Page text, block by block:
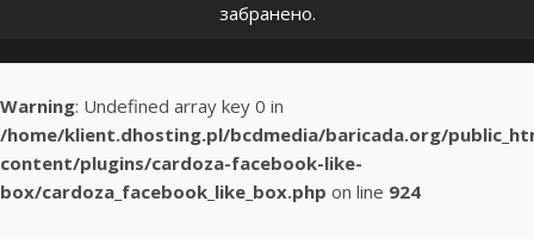
забранено.
Warning: Undefined array key 0 in
/home/klient.dhosting.pl/bcdmedia/baricada.org/
content/plugins/cardoza-facebook-like-
box/cardoza_facebook_like_box.php on line 924